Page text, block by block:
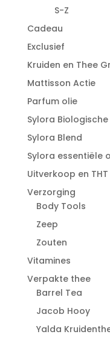
S-Z
Cadeau
Exclusief
Kruiden en Thee
Mattisson Actie
Parfum olie
Sylora
Sylora Blend
Sylora essentiële
Uitverkoop en
Verzorging
Body Tools
Zeep
Zouten
Vitamines
Verpakte thee
Barrel Tea
Jacob Hooy
Yalda